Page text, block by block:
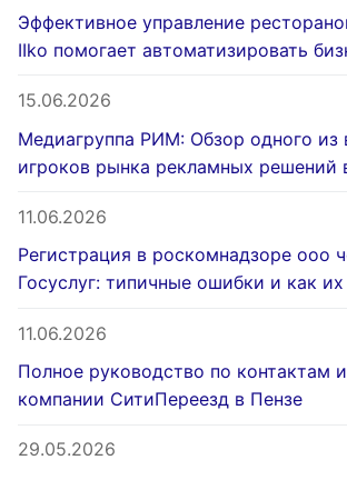
Эффективное управление
IIko помогает автоматизировать
15.06.2026
Медиагруппа РИМ: Обзор одного из
игроков рынка рекламных решений
11.06.2026
Регистрация в роскомнадзоре ооо
Госуслуг: типичные ошибки и как
11.06.2026
Полное руководство по контактам
компании СитиПереезд в Пензе
29.05.2026